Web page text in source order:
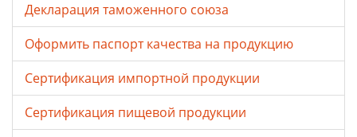
Декларация таможенного союза
Оформить паспорт качества на продукцию
Сертификация импортной продукции
Сертификация пищевой продукции